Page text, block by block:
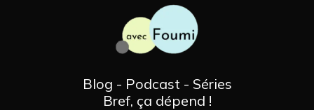
Blog - Podcast - Séries
Bref, ça dépend !